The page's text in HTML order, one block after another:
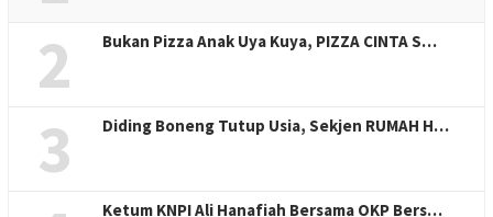
2 Bukan Pizza Anak Uya Kuya, PIZZA CINTA S…
3 Diding Boneng Tutup Usia, Sekjen RUMAH H…
Ketum KNPI Ali Hanafiah Bersama OKP Bers…